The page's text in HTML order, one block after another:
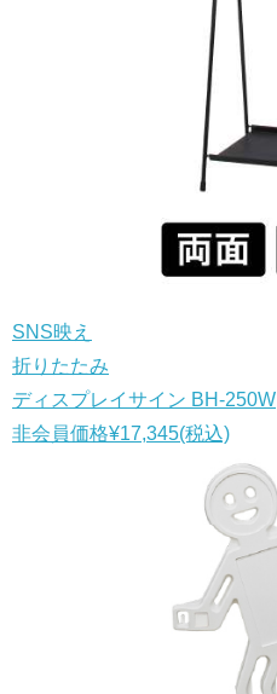
SNS映え
折りたたみ
ディスプレイサイン BH-250W
非会員価格¥17,345(税込)